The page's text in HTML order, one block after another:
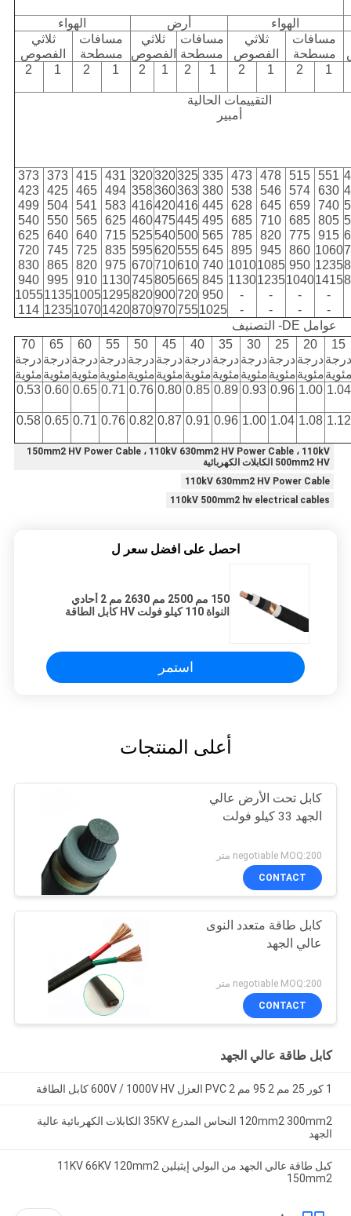
الهواء أرض الهواء
مسافات
مسطحة
ثلاثي
الفصوص
مسافات
مسطحة
ثلاثي
الفصوص
مسافات
مسطحة
ثلاثي
الفصوص
1
2
1
2
1
2
1
2
1
2
1
2
التقييمات الحالية
أمبير
551
630
740
805
915
1060
1235
1415
-
-
515
574
659
685
775
860
950
1040
-
-
478
546
645
710
820
945
1085
1235
-
-
473
538
628
685
785
895
1010
1130
-
-
335
380
445
495
565
645
740
845
950
1025
325
363
416
445
500
555
610
665
720
755
320
360
420
475
540
620
710
805
900
970
320
358
416
460
525
595
670
745
820
870
431
494
583
625
715
835
975
1130
1295
1420
415
465
541
565
640
725
820
910
1005
1070
373
425
504
550
640
745
865
995
1135
1235
373
423
499
540
625
720
830
940
1055
114
عوامل DE- التصنيف
15
20
درجة
مئوية
25
درجة
مئوية
30
درجة
مئوية
35
درجة
مئوية
40
درجة
مئوية
45
درجة
مئوية
50
درجة
مئوية
55
درجة
مئوية
60
درجة
مئوية
65
درجة
مئوية
70
درجة
مئوية
1.04
1.00
0.96
0.93
0.89
0.85
0.80
0.76
0.71
0.65
0.60
0.53
1.12
1.08
1.04
1.00
0.96
0.91
0.87
0.82
0.76
0.71
0.65
0.58
150mm2 HV Power Cable ، 110kV 630mm2 HV Power Cable ، 110kV
500mm2 HV الكابلات الكهربائية
110kV 630mm2 HV Power Cable
110kV 500mm2 hv electrical cables
احصل على افضل سعر ل
150 مم 2500 مم 2630 مم 2 أحادي
النواة 110 كيلو فولت HV كابل الطاقة
استمر
أعلى المنتجات
كابل تحت الأرض عالي
الجهد 33 كيلو فولت
negotiable MOQ:200 متر
CONTACT
كابل طاقة متعدد النوى
عالي الجهد
negotiable MOQ:200 متر
CONTACT
كابل طاقة عالي الجهد
1 كور 25 مم 2 95 مم 2 PVC العزل 600V / 1000V HV كابل الطاقة
120mm2 300mm2 النحاس المدرع 35KV الكابلات الكهربائية عالية
الجهد
كبل طاقة عالي الجهد من البولي إيثيلين 11KV 66KV 120mm2
150mm2